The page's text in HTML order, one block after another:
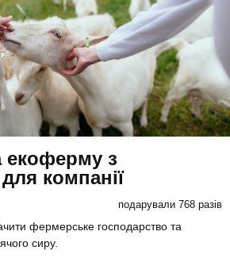
екоферму з
компанії
подарували 768 разів
фермерське господарство та
сиру.